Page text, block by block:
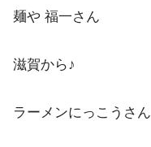
麺や 福一さん
滋賀から♪
ラーメンにっこうさん